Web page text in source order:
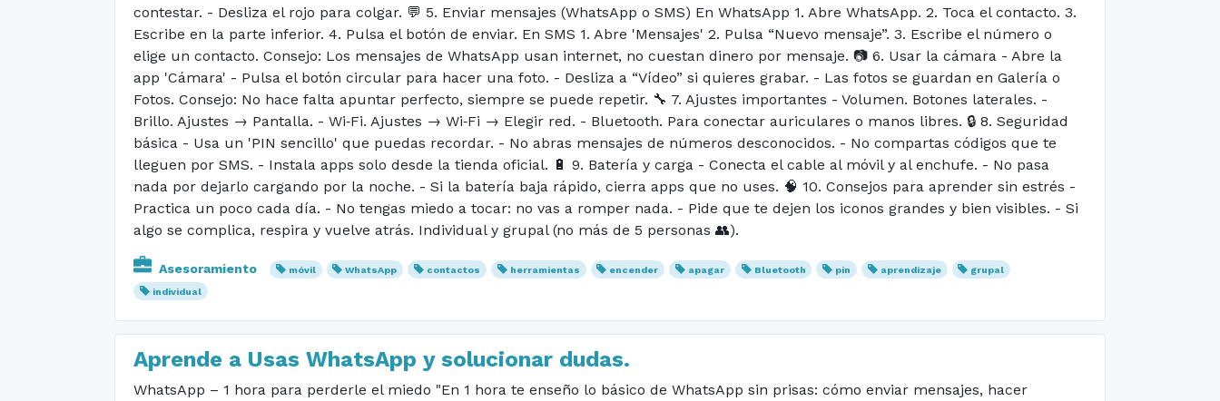
contestar. - Desliza el rojo para colgar. 💬 5. Enviar mensajes (WhatsApp o SMS) En WhatsApp 1. Abre WhatsApp. 2. Toca el contacto. 3.
Escribe en la parte inferior. 4. Pulsa el botón de enviar. En SMS 1. Abre 'Mensajes' 2. Pulsa “Nuevo mensaje”. 3. Escribe el número o
elige un contacto. Consejo: Los mensajes de WhatsApp usan internet, no cuestan dinero por mensaje. 📷 6. Usar la cámara - Abre la
app 'Cámara' - Pulsa el botón circular para hacer una foto. - Desliza a “Vídeo” si quieres grabar. - Las fotos se guardan en Galería o
Fotos. Consejo: No hace falta apuntar perfecto, siempre se puede repetir. 🔧 7. Ajustes importantes - Volumen. Botones laterales. -
Brillo. Ajustes → Pantalla. - Wi‑Fi. Ajustes → Wi‑Fi → Elegir red. - Bluetooth. Para conectar auriculares o manos libres. 🔒 8. Seguridad
básica - Usa un 'PIN sencillo' que puedas recordar. - No abras mensajes de números desconocidos. - No compartas códigos que te
lleguen por SMS. - Instala apps solo desde la tienda oficial. 🔋 9. Batería y carga - Conecta el cable al móvil y al enchufe. - No pasa
nada por dejarlo cargando por la noche. - Si la batería baja rápido, cierra apps que no uses. 🧠 10. Consejos para aprender sin estrés -
Practica un poco cada día. - No tengas miedo a tocar: no vas a romper nada. - Pide que te dejen los iconos grandes y bien visibles. - Si
algo se complica, respira y vuelve atrás. Individual y grupal (no más de 5 personas 👥).
Asesoramiento móvil WhatsApp contactos herramientas encender apagar Bluetooth pin aprendizaje
grupal
individual
Aprende a Usas WhatsApp y solucionar dudas.
WhatsApp – 1 hora para perderle el miedo "En 1 hora te enseño lo básico de WhatsApp sin prisas: cómo enviar mensajes, hacer